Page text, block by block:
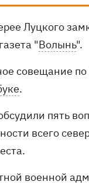
Луцкого
"Волынь".
совещание по
.
пять
всего
военной